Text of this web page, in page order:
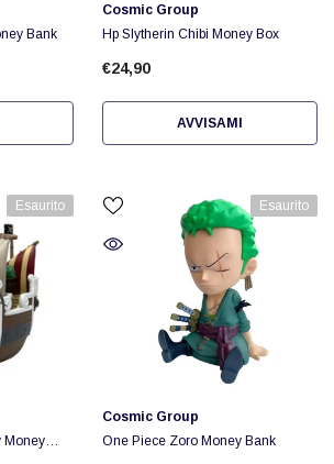
Bank
Fornitore:
Cosmic Group
Hp Slytherin Chibi Money Box
€24,90
AVVISAMI
Esaurito
Money
Esaurito
Fornitore:
Cosmic Group
One Piece Zoro Money Bank